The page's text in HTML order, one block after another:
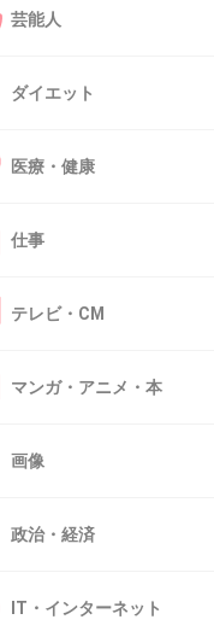
メの実写化では
+13
る人いるの！？
芸能人
ダイエット
医療・健康
仕事
テレビ・CM
マンガ・アニメ・本
画像
政治・経済
IT・インターネット